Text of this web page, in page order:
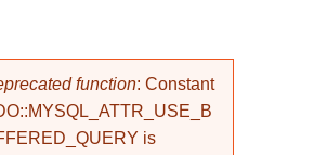
function: Constant
is